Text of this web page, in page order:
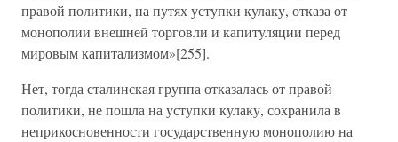
правой политики, на путях уступки кулаку, отказа от
монополии внешней торговли и капитуляции перед
мировым капитализмом»[255].
Нет, тогда сталинская группа отказалась от правой
политики, не пошла на уступки кулаку, сохранила в
неприкосновенности государственную монополию на